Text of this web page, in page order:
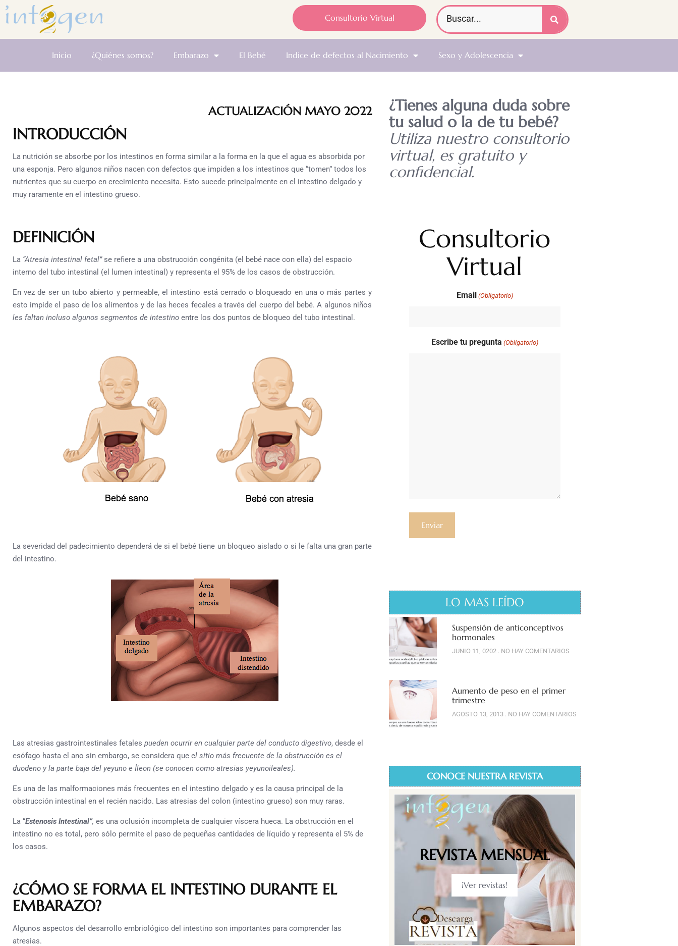
Consultorio Virtual
Inicio ¿Quiénes somos? Embarazo El Bebé Indice de defectos al Nacimiento Sexo y Adolescencia
ACTUALIZACIÓN MAYO 2022
INTRODUCCIÓN
La nutrición se absorbe por los intestinos en forma similar a la forma en la que el agua es absorbida por
una esponja. Pero algunos niños nacen con defectos que impiden a los intestinos que “tomen” todos los
nutrientes que su cuerpo en crecimiento necesita. Esto sucede principalmente en el intestino delgado y
muy raramente en el intestino grueso.
DEFINICIÓN
La “Atresia intestinal fetal”se refiere a una obstrucción congénita (el bebé nace con ella) del espacio
interno del tubo intestinal (el lumen intestinal) y representa el 95% de los casos de obstrucción.
En vez de ser un tubo abierto y permeable, el intestino está cerrado o bloqueado en una o más partes y
esto impide el paso de los alimentos y de las heces fecales a través del cuerpo del bebé. A algunos niños
les faltan incluso algunos segmentos de intestino entre los dos puntos de bloqueo del tubo intestinal.
La severidad del padecimiento dependerá de si el bebé tiene un bloqueo aislado o si le falta una gran parte
del intestino.
Las atresias gastrointestinales fetales pueden ocurrir en cualquier parte del conducto digestivo, desde el
esófago hasta el ano sin embargo, se considera que el sitio más frecuente de la obstrucción es el
duodeno y la parte baja del yeyuno e Íleon (se conocen como atresias yeyunoileales).
Es una de las malformaciones más frecuentes en el intestino delgado y es la causa principal de la
obstrucción intestinal en el recién nacido. Las atresias del colon (intestino grueso) son muy raras.
La “Estenosis Intestinal”, es una oclusión incompleta de cualquier víscera hueca. La obstrucción en el
intestino no es total, pero sólo permite el paso de pequeñas cantidades de líquido y representa el 5% de
los casos.
¿CÓMO SE FORMA EL INTESTINO DURANTE EL
EMBARAZO?
Algunos aspectos del desarrollo embriológico del intestino son importantes para comprender las
atresias.
¿Tienes alguna duda sobre
tu salud o la de tu bebé?
Utiliza nuestro consultorio
virtual, es gratuito y
confidencial.
Consultorio
Virtual
Email (Obligatorio)
Escribe tu pregunta (Obligatorio)
LO MAS LEÍDO
Suspensión de anticonceptivos
hormonales
JUNIO 11, 0202 NO HAY COMENTARIOS
Aumento de peso en el primer
trimestre
AGOSTO 13, 2013 NO HAY COMENTARIOS
CONOCE NUESTRA REVISTA
REVISTA MENSUAL
¡Ver revistas!